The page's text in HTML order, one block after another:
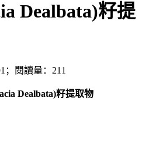
Dealbata)籽提
；閱讀量：211
Dealbata)籽提取物